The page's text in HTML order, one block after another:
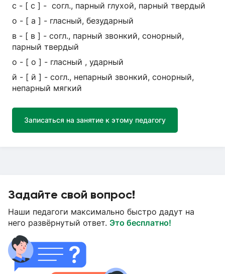
с - [ c ] - согл., парный глухой, парный твердый
о - [ а ] - гласный, безударный
в - [ в ] - согл., парный звонкий, сонорный,
парный твердый
о - [ о ] - гласный , ударный
й - [ й ] - согл., непарный звонкий, сонорный,
непарный мягкий
Записаться на занятие к этому педагогу
Задайте свой вопрос!
Наши педагоги максимально быстро дадут на
него развёрнутый ответ. Это бесплатно!